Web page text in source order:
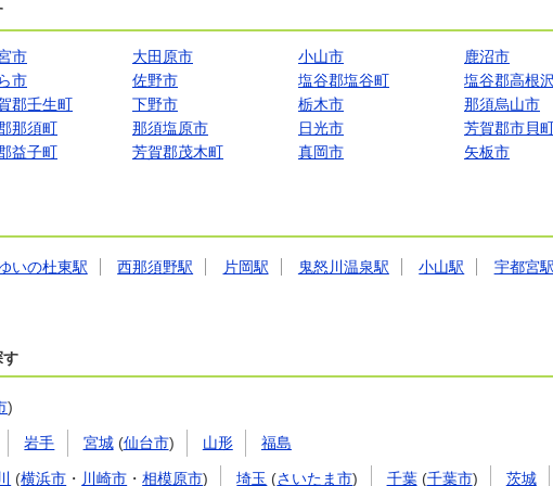
市 大田原市 小山市
鹿沼市
市 佐野市 塩谷郡塩谷町
塩谷郡高根
郡壬生町 下野市 栃木市
那須烏山市
那須町 那須塩原市 日光市
芳賀郡市貝
益子町 芳賀郡茂木町 真岡市 矢板市
いの杜東駅 西那須野駅 片岡駅 鬼怒川温泉駅 小山駅
宇都宮駅
す
)
岩手 宮城(仙台市) 山形 福島
(横浜市 ・ 川崎市 ・相模原市) 埼玉 (さいたま市) 千葉(千葉市) 茨城